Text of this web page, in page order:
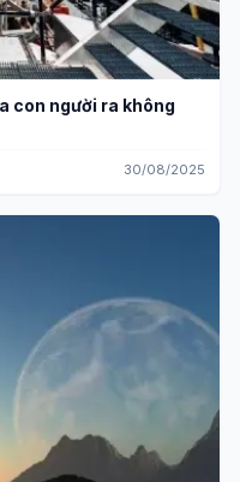
con người ra không
30/08/2025